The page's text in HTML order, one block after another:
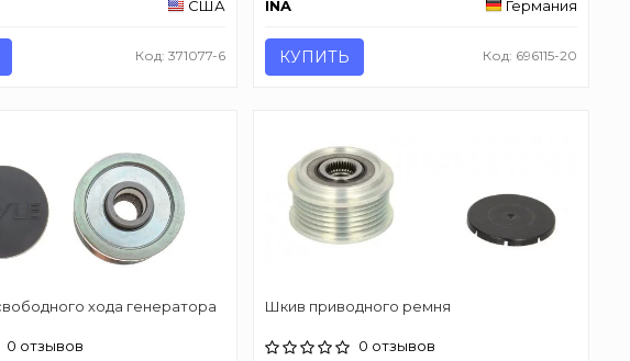
США
Код: 371077-6
INA
Германия
КУПИТЬ Код: 696115-20
хода генератора
0 отзывов
Шкив приводного ремня
0 отзывов